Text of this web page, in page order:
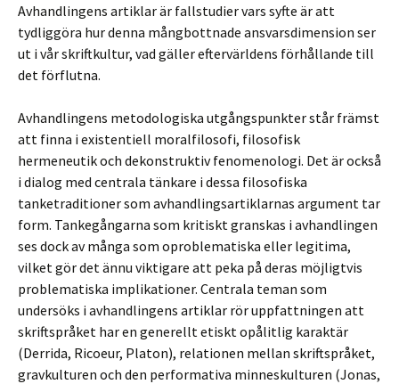
Avhandlingens artiklar är fallstudier vars syfte är att
tydliggöra hur denna mångbottnade ansvarsdimension ser
ut i vår skriftkultur, vad gäller eftervärldens förhållande till
det förflutna.
Avhandlingens metodologiska utgångspunkter står främst
att finna i existentiell moralfilosofi, filosofisk
hermeneutik och dekonstruktiv fenomenologi. Det är också
i dialog med centrala tänkare i dessa filosofiska
tanketraditioner som avhandlingsartiklarnas argument tar
form. Tankegångarna som kritiskt granskas i avhandlingen
ses dock av många som oproblematiska eller legitima,
vilket gör det ännu viktigare att peka på deras möjligtvis
problematiska implikationer. Centrala teman som
undersöks i avhandlingens artiklar rör uppfattningen att
skriftspråket har en generellt etiskt opålitlig karaktär
(Derrida, Ricoeur, Platon), relationen mellan skriftspråket,
gravkulturen och den performativa minneskulturen (Jonas,